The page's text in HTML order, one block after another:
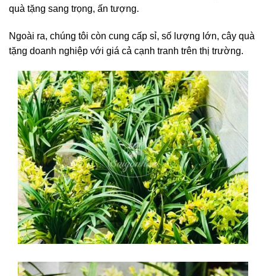
quà tặng sang trọng, ấn tượng.
Ngoài ra, chúng tôi còn cung cấp sỉ, số lượng lớn, cây quà
tặng doanh nghiệp với giá cả cạnh tranh trên thị trường.